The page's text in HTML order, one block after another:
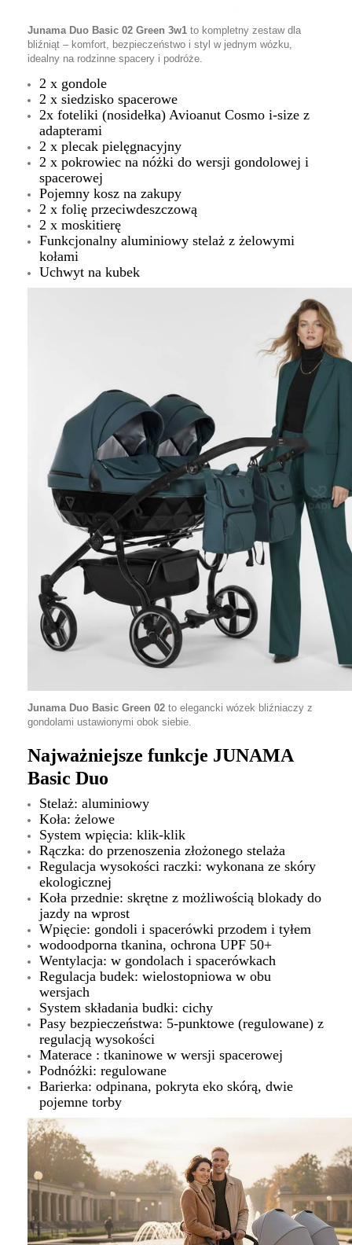
Junama Duo Basic 02 Green 3w1 to kompletny zestaw dla
bliźniąt – komfort, bezpieczeństwo i styl w jednym wózku,
idealny na rodzinne spacery i podróże.
2 x gondole
2 x siedzisko spacerowe
2x foteliki (nosidełka) Avioanut Cosmo i-size z
adapterami
2 x plecak pielęgnacyjny
2 x pokrowiec na nóżki do wersji gondolowej i
spacerowej
Pojemny kosz na zakupy
2 x folię przeciwdeszczową
2 x moskitierę
Funkcjonalny aluminiowy stelaż z żelowymi
kołami
Uchwyt na kubek
Junama Duo Basic Green 02 to elegancki wózek bliźniaczy z
gondolami ustawionymi obok siebie.
Najważniejsze funkcje JUNAMA
Basic Duo
Stelaż: aluminiowy
Koła: żelowe
System wpięcia: klik-klik
Rączka: do przenoszenia złożonego stelaża
Regulacja wysokości raczki: wykonana ze skóry
ekologicznej
Koła przednie: skrętne z możliwością blokady do
jazdy na wprost
Wpięcie: gondoli i spacerówki przodem i tyłem
wodoodporna tkanina, ochrona UPF 50+
Wentylacja: w gondolach i spacerówkach
Regulacja budek: wielostopniowa w obu
wersjach
System składania budki: cichy
Pasy bezpieczeństwa: 5-punktowe (regulowane) z
regulacją wysokości
Materace : tkaninowe w wersji spacerowej
Podnóżki: regulowane
Barierka: odpinana, pokryta eko skórą, dwie
pojemne torby